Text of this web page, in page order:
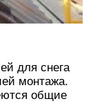
для снега
монтажа.
общие